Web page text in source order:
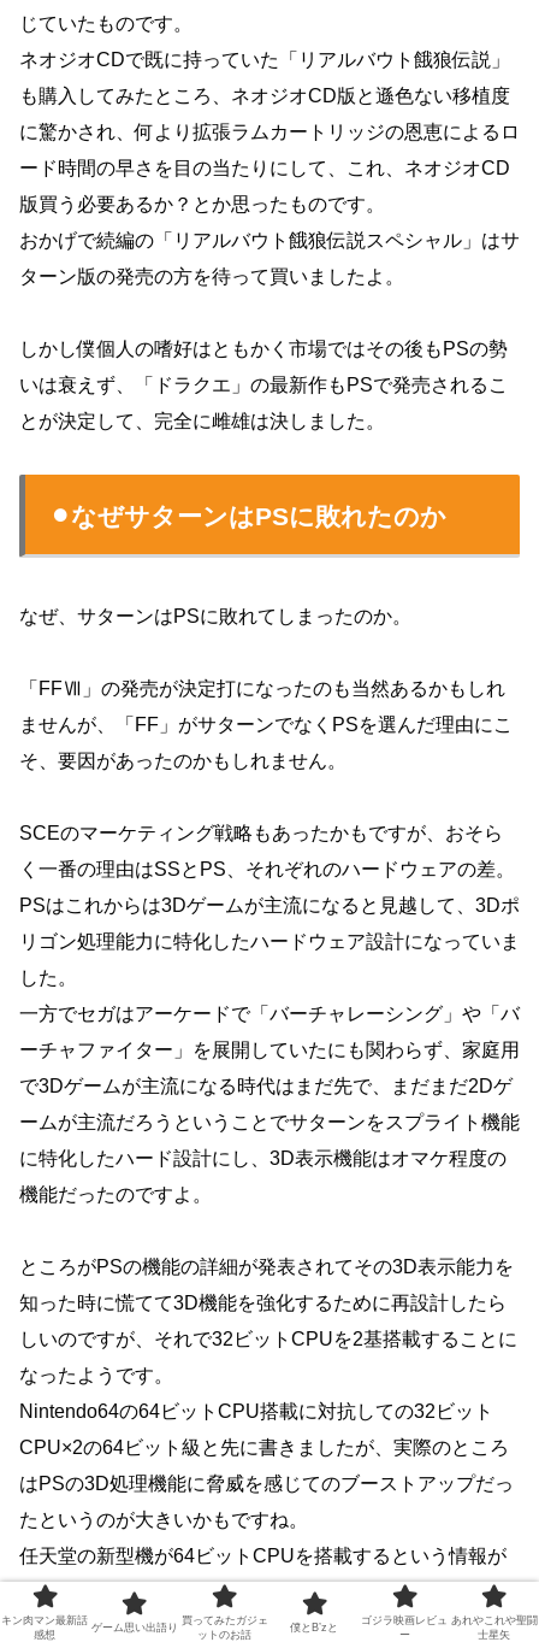
じていたものです。
ネオジオCDで既に持っていた「リアルバウト餓狼伝説」
も購入してみたところ、ネオジオCD版と遜色ない移植度
に驚かされ、何より拡張ラムカートリッジの恩恵によるロ
ード時間の早さを目の当たりにして、これ、ネオジオCD
版買う必要あるか？とか思ったものです。
おかげで続編の「リアルバウト餓狼伝説スペシャル」はサ
ターン版の発売の方を待って買いましたよ。
しかし僕個人の嗜好はともかく市場ではその後もPSの勢
いは衰えず、「ドラクエ」の最新作もPSで発売されるこ
とが決定して、完全に雌雄は決しました。
⚫︎なぜサターンはPSに敗れたのか
なぜ、サターンはPSに敗れてしまったのか。
「FFⅦ」の発売が決定打になったのも当然あるかもしれ
ませんが、「FF」がサターンでなくPSを選んだ理由にこ
そ、要因があったのかもしれません。
SCEのマーケティング戦略もあったかもですが、おそら
く一番の理由はSSとPS、それぞれのハードウェアの差。
PSはこれからは3Dゲームが主流になると見越して、3Dポ
リゴン処理能力に特化したハードウェア設計になっていま
した。
一方でセガはアーケードで「バーチャレーシング」や「バ
ーチャファイター」を展開していたにも関わらず、家庭用
で3Dゲームが主流になる時代はまだ先で、まだまだ2Dゲ
ームが主流だろうということでサターンをスプライト機能
に特化したハード設計にし、3D表示機能はオマケ程度の
機能だったのですよ。
ところがPSの機能の詳細が発表されてその3D表示能力を
知った時に慌てて3D機能を強化するために再設計したら
しいのですが、それで32ビットCPUを2基搭載することに
なったようです。
Nintendo64の64ビットCPU搭載に対抗しての32ビット
CPU×2の64ビット級と先に書きましたが、実際のところ
はPSの3D処理機能に脅威を感じてのブーストアップだっ
たというのが大きいかもですね。
任天堂の新型機が64ビットCPUを搭載するという情報が
出てきたことも設計見直しの一因でもあったとも思います
けども。
キン肉マン最新話
感想
ゲーム思い出語り
買ってみたガジェ
ットのお話
僕とB’zと
ゴジラ映画レビュ
ー
あれやこれや聖闘
士星矢